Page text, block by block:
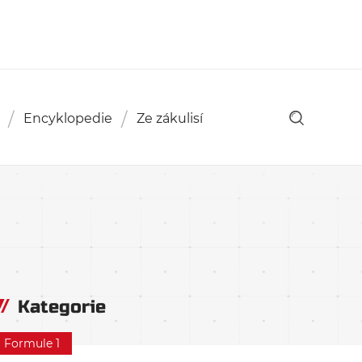
Encyklopedie Ze zákulisí
Kategorie
Formule 1